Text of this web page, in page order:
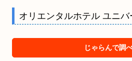
オリエンタルホテル ユニバ
じゃらんで調